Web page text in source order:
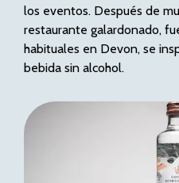
los eventos. Después de
restaurante galardonado,
habituales en Devon, se
bebida sin alcohol.